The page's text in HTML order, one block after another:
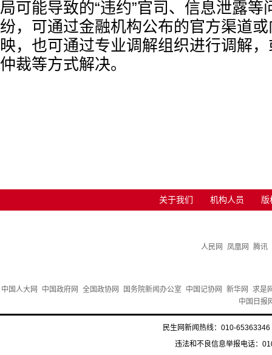
局可能导致的“违约”官司、信息泄露等
纷，可通过金融机构公布的官方渠道
映，也可通过专业调解组织进行调解
仲裁等方式解决。
关于我们 机构人员 版
人民网 凤凰网 腾讯
中国人大网 中国政府网 全国政协网 国务院新闻办公室 中国记协网 新华网
求是
中国日报
民生网新闻热线：010-
违法和不良信息举报电话：